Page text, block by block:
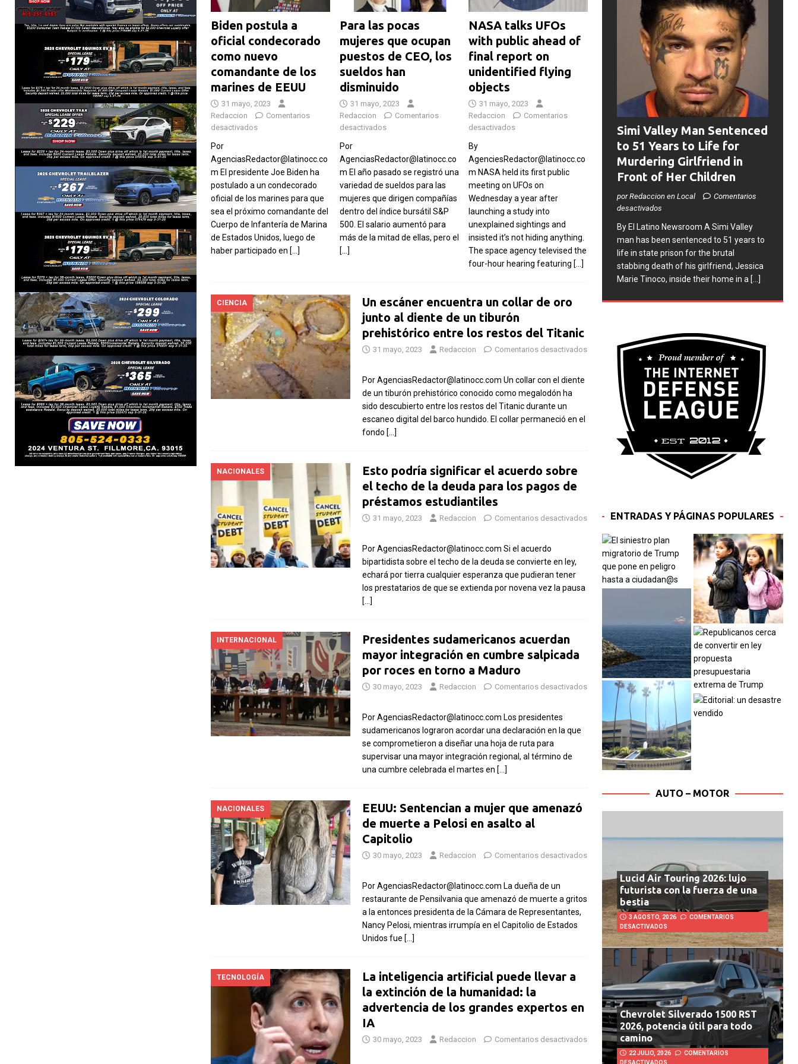
Biden postula a
oficial condecorado
como nuevo
comandante de los
marines de EEUU
31 mayo, 2023
Redaccion
Comentarios
desactivados
Por
AgenciasRedactor@latinocc.co
m El presidente Joe Biden ha
postulado a un condecorado
oficial de los marines para que
sea el próximo comandante del
Cuerpo de Infantería de Marina
de Estados Unidos, luego de
haber participado en […]
Para las pocas
mujeres que ocupan
puestos de CEO, los
sueldos han
disminuido
31 mayo, 2023
Redaccion
Comentarios
desactivados
Por
AgenciasRedactor@latinocc.co
m El año pasado se registró una
variedad de sueldos para las
mujeres que dirigen compañías
dentro del índice bursátil S&P
500. El salario aumentó para
más de la mitad de ellas, pero el
[…]
NASA talks UFOs
with public ahead of
final report on
unidentified flying
objects
31 mayo, 2023
Redaccion
Comentarios
desactivados
By
AgenciesRedactor@latinocc.co
m NASA held its first public
meeting on UFOs on
Wednesday a year after
launching a study into
unexplained sightings and
insisted it’s not hiding anything.
The space agency televised the
four-hour hearing featuring […]
CIENCIA
Un escáner encuentra un collar de oro
junto al diente de un tiburón
prehistórico entre los restos del Titanic
31 mayo, 2023 Redaccion Comentarios desactivados
Por AgenciasRedactor@latinocc.com Un collar con el diente
de un tiburón prehistórico conocido como megalodón ha
sido descubierto entre los restos del Titanic durante un
escaneo digital del barco hundido. El collar permaneció en el
fondo […]
NACIONALES
Esto podría significar el acuerdo sobre
el techo de la deuda para los pagos de
préstamos estudiantiles
31 mayo, 2023 Redaccion Comentarios desactivados
Por AgenciasRedactor@latinocc.com Si el acuerdo
bipartidista sobre el techo de la deuda se convierte en ley,
echará por tierra cualquier esperanza que pudieran tener
los prestatarios de que se extienda por novena vez la pausa
[…]
INTERNACIONAL
Presidentes sudamericanos acuerdan
mayor integración en cumbre salpicada
por roces en torno a Maduro
30 mayo, 2023 Redaccion Comentarios desactivados
Por AgenciasRedactor@latinocc.com Los presidentes
sudamericanos lograron acordar una declaración en la que
se comprometieron a diseñar una hoja de ruta para
supervisar una mayor integración regional, al término de
una cumbre celebrada el martes en […]
NACIONALES
EEUU: Sentencian a mujer que amenazó
de muerte a Pelosi en asalto al
Capitolio
30 mayo, 2023 Redaccion Comentarios desactivados
Por AgenciasRedactor@latinocc.com La dueña de un
restaurante de Pensilvania que amenazó de muerte a gritos
a la entonces presidenta de la Cámara de Representantes,
Nancy Pelosi, mientras irrumpía en el Capitolio de Estados
Unidos fue […]
TECNOLOGÍA
La inteligencia artificial puede llevar a
la extinción de la humanidad: la
advertencia de los grandes expertos en
IA
30 mayo, 2023 Redaccion Comentarios desactivados
Simi Valley Man Sentenced
to 51 Years to Life for
Murdering Girlfriend in
Front of Her Children
por Redaccion en Local
Comentarios
desactivados
​By El Latino Newsroom ​A Simi Valley
man has been sentenced to 51 years to
life in state prison for the brutal
stabbing death of his girlfriend, Jessica
Marie Tinoco, inside their home in a [...]
ENTRADAS Y PÁGINAS POPULARES
AUTO – MOTOR
Lucid Air Touring 2026: lujo
futurista con la fuerza de una
bestia
3 AGOSTO, 2026
COMENTARIOS
DESACTIVADOS
Chevrolet Silverado 1500 RST
2026, potencia útil para todo
camino
22 JULIO, 2026
COMENTARIOS
DESACTIVADOS